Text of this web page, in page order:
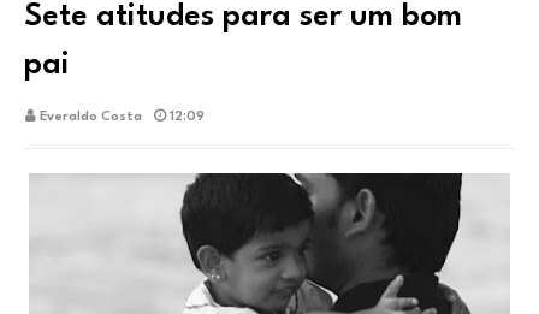
Sete atitudes para ser um bom
pai
Everaldo Costa 12:09